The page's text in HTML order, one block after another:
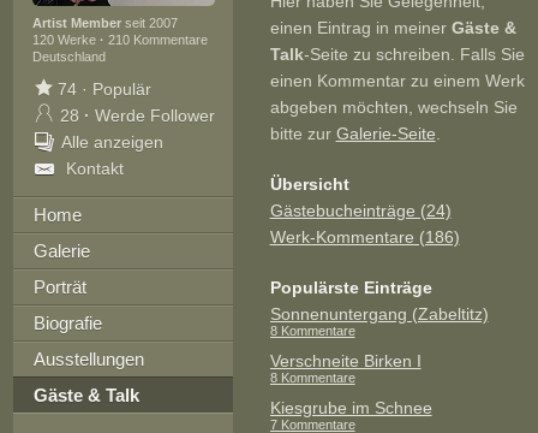
Artist Memberseit 2007
120 Werke · 210 Kommentare
Deutschland
74· Populär
28 · Werde Follower
Alle anzeigen
Kontakt
Home
Galerie
Porträt
Biografie
Ausstellungen
Gäste & Talk
einen Eintrag in meiner Gäste &
Talk-Seite zu schreiben. Falls Sie
einen Kommentar zu einem Werk
abgeben möchten, wechseln Sie
bitte zur Galerie-Seite
Übersicht
Gästebucheinträge (24)
Werk-Kommentare (186)
Populärste Einträge
Sonnenuntergang (Zabeltitz)
8 Kommentare
Verschneite Birken I
8 Kommentare
Kiesgrube im Schnee
7 Kommentare